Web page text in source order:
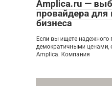
Amplica.ru —
провайдера для
бизнеса
Если вы ищете надежного
демократичными ценами,
Amplica. Компания